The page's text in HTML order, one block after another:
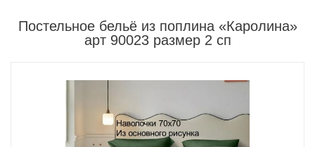
Постельное бельё из поплина «Каролина»
арт 90023 размер 2 сп